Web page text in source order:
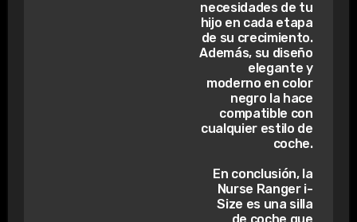
necesidades de tu
hijo en cada etapa
de su crecimiento.
Además, su diseño
elegante y
moderno en color
negro la hace
compatible con
cualquier estilo de
coche.
En conclusión, la
Nurse Ranger i-
Size es una silla